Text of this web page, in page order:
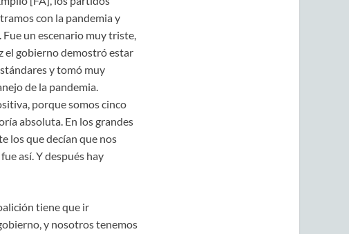
con la pandemia y
un escenario muy triste,
el gobierno demostró estar
y tomó muy
de la pandemia.
porque somos cinco
absoluta. En los grandes
los que decían que nos
así. Y después hay
tiene que ir
y nosotros tenemos